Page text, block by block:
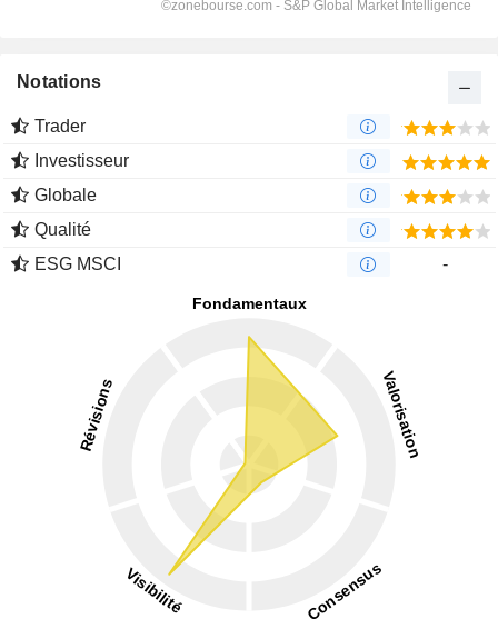
Notations
Trader
Investisseur
Globale
Qualité
ESG MSCI
-